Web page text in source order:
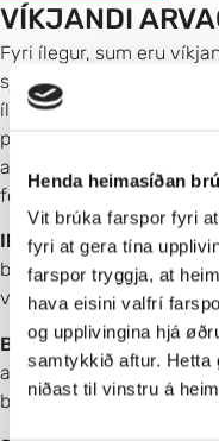
Henda heimasíðan
Vit brúka farspor fyri
fyri at gera tína
farspor tryggja, at
hava eisini valfrí
og upplivingina hjá
samtykkið aftur. Hetta
niðast til vinstru á
VÍKJANDI
Fyri ílegur, sum eru
sjúkutekin koma ikki til
íleguni eru broytt – bæði
pápanum. Tað vil siga,
alt eftir hvørja støðu av
foreldrunum:
Ikki berarar (WT): Hesi
báðum
vinstru í tekningini
Berarar:Hesi hava
antin frá mammuni ella
børnunum í miðjuni í